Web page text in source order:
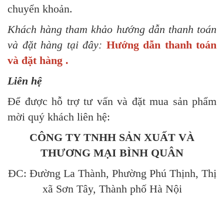
chuyển khoản.
Khách hàng tham khảo hướng dẫn thanh toán
và đặt hàng tại đây: Hướng dẫn thanh toán
và đặt hàng .
Liên hệ
Để được hỗ trợ tư vấn và đặt mua sản phẩm
mời quý khách liên hệ:
CÔNG TY TNHH SẢN XUẤT VÀ
THƯƠNG MẠI BÌNH QUÂN
ĐC: Đường La Thành, Phường Phú Thịnh, Thị
xã Sơn Tây, Thành phố Hà Nội